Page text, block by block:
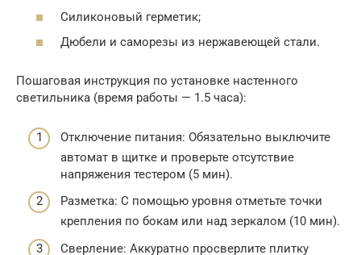
Силиконовый герметик;
Дюбели и саморезы из нержавеющей стали.
Пошаговая инструкция по установке настенного
светильника (время работы — 1.5 часа):
Отключение питания: Обязательно выключите
автомат в щитке и проверьте отсутствие
напряжения тестером (5 мин).
Разметка: С помощью уровня отметьте точки
крепления по бокам или над зеркалом (10 мин).
Сверление: Аккуратно просверлите плитку